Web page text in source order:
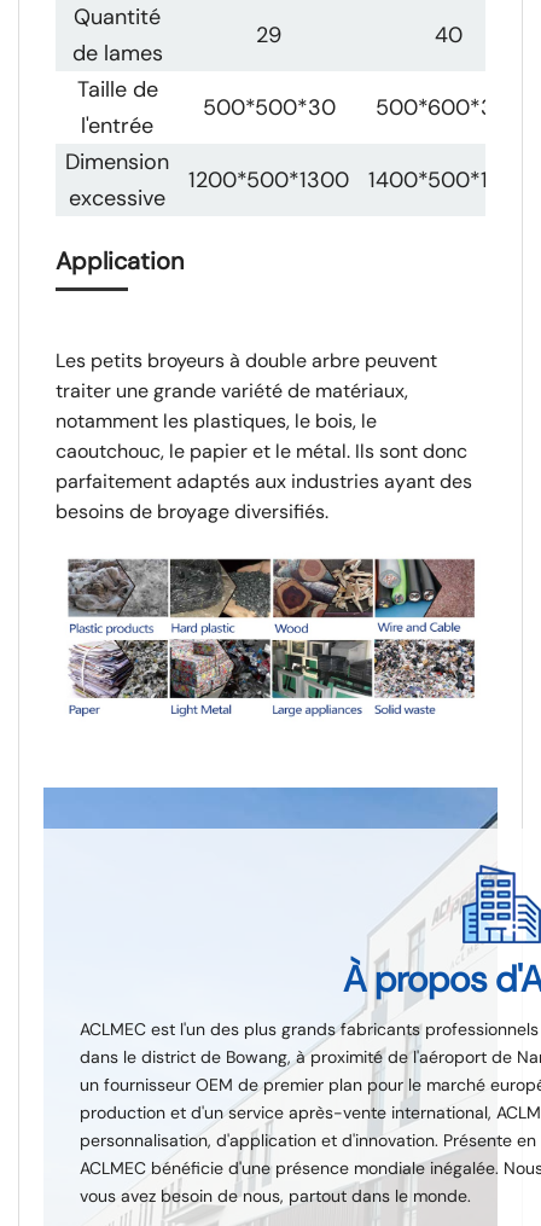
Quantité
de lames
29
40
Taille de
l'entrée
500*500*30
500*600*300
Dimension
excessive
1200*500*1300 1400*500*1450
Application
Les petits broyeurs à double arbre peuvent
traiter une grande variété de matériaux,
notamment les plastiques, le bois, le
caoutchouc, le papier et le métal. Ils sont donc
parfaitement adaptés aux industries ayant des
besoins de broyage diversifiés.
À propos
ACLMEC est l'un des plus grands fabricants
dans le district de Bowang, à proximité de l'aéroport de
un fournisseur OEM de premier plan pour le marché
production et d'un service après-vente international,
personnalisation, d'application et d'innovation. Présente
ACLMEC bénéficie d'une présence mondiale inégalée.
vous avez besoin de nous, partout dans le monde.